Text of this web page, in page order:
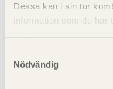
Dessa kan i sin tur
information som du har
Nödvändig